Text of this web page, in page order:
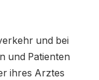
und bei
und Patienten
ihres Arztes